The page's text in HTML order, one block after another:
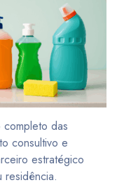
das
consultivo e
estratégico
residência.